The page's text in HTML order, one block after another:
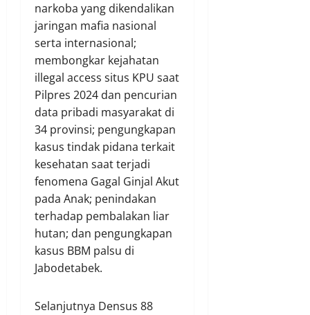
narkoba yang dikendalikan
jaringan mafia nasional
serta internasional;
membongkar kejahatan
illegal access situs KPU saat
Pilpres 2024 dan pencurian
data pribadi masyarakat di
34 provinsi; pengungkapan
kasus tindak pidana terkait
kesehatan saat terjadi
fenomena Gagal Ginjal Akut
pada Anak; penindakan
terhadap pembalakan liar
hutan; dan pengungkapan
kasus BBM palsu di
Jabodetabek.
Selanjutnya Densus 88